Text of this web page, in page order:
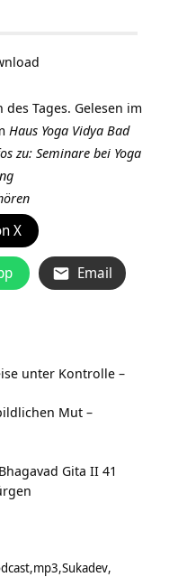
Tages. Gelesen im
Haus Yoga Vidya Bad
zu: Seminare bei Yoga
X
Email
unter Kontrolle –
Mut –
Gita II 41
mp3 Sukadev